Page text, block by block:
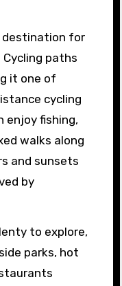
destination for
paths
it one of
cycling
enjoy fishing,
walks along
and sunsets
by
to explore,
parks, hot